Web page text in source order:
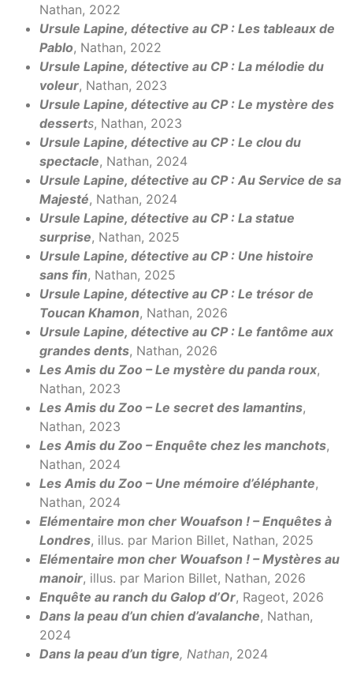
Nathan, 2022
Ursule Lapine, détective au CP : Les tableaux de
Pablo, Nathan, 2022
Ursule Lapine, détective au CP : La mélodie du
voleur, Nathan, 2023
Ursule Lapine, détective au CP : Le mystère des
desserts, Nathan, 2023
Ursule Lapine, détective au CP : Le clou du
spectacle, Nathan, 2024
Ursule Lapine, détective au CP : Au Service de sa
Majesté, Nathan, 2024
Ursule Lapine, détective au CP : La statue
surprise, Nathan, 2025
Ursule Lapine, détective au CP : Une histoire
sans fin, Nathan, 2025
Ursule Lapine, détective au CP : Le trésor de
Toucan Khamon, Nathan, 2026
Ursule Lapine, détective au CP : Le fantôme aux
grandes dents, Nathan, 2026
Les Amis du Zoo – Le mystère du panda roux,
Nathan, 2023
Les Amis du Zoo – Le secret des lamantins,
Nathan, 2023
Les Amis du Zoo – Enquête chez les manchots,
Nathan, 2024
Les Amis du Zoo – Une mémoire d’éléphante,
Nathan, 2024
Elémentaire mon cher Wouafson ! – Enquêtes à
Londres, illus. par Marion Billet, Nathan, 2025
Elémentaire mon cher Wouafson ! – Mystères au
manoir, illus. par Marion Billet, Nathan, 2026
Enquête au ranch du Galop d’Or, Rageot, 2026
Dans la peau d’un chien d’avalanche, Nathan,
2024
Dans la peau d’un tigre, Nathan, 2024